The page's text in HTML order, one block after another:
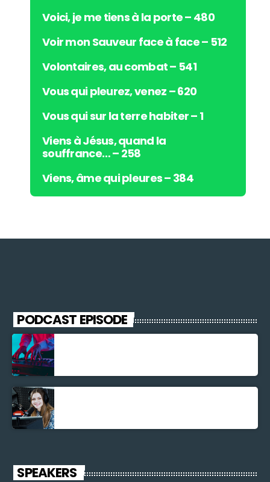
Voici, je me tiens à la porte – 480
Voir mon Sauveur face à face – 512
Volontaires, au combat – 541
Vous qui pleurez, venez – 620
Vous qui sur la terre habiter – 1
Viens à Jésus, quand la
souffrance… – 258
Viens, âme qui pleures – 384
PODCAST EPISODE
SPEAKERS